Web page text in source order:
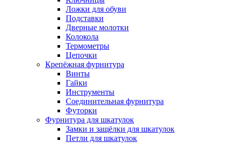
Ложки для обуви
Подставки
Дверные молотки
Колокола
Термометры
Цепочки
Крепёжная фурнитура
Винты
Гайки
Инструменты
Соединительная фурнитура
Футорки
Фурнитура для шкатулок
Замки и защёлки для шкатулок
Петли для шкатулок